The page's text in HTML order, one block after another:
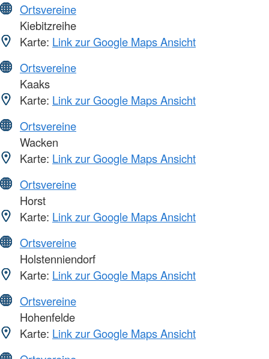
Ortsvereine
Kiebitzreihe
Karte: Link zur Google Maps Ansicht
Ortsvereine
Kaaks
Karte: Link zur Google Maps Ansicht
Ortsvereine
Wacken
Karte: Link zur Google Maps Ansicht
Ortsvereine
Horst
Karte: Link zur Google Maps Ansicht
Ortsvereine
Holstenniendorf
Karte: Link zur Google Maps Ansicht
Ortsvereine
Hohenfelde
Karte: Link zur Google Maps Ansicht